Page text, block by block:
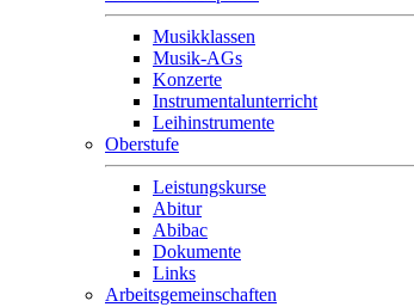
Musikklassen
Musik-AGs
Konzerte
Instrumentalunterricht
Leihinstrumente
Oberstufe
Leistungskurse
Abitur
Abibac
Dokumente
Links
Arbeitsgemeinschaften